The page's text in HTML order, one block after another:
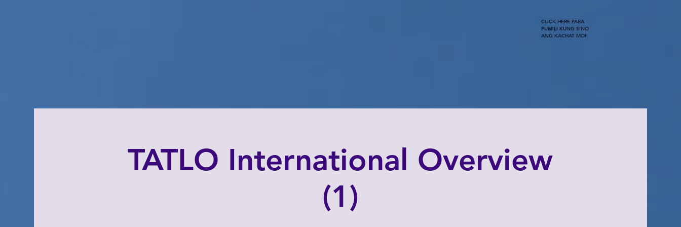
CLICK HERE PARA
PUMILI KUNG SINO
ANG KACHAT MO!
TATLO International Overview
(1)